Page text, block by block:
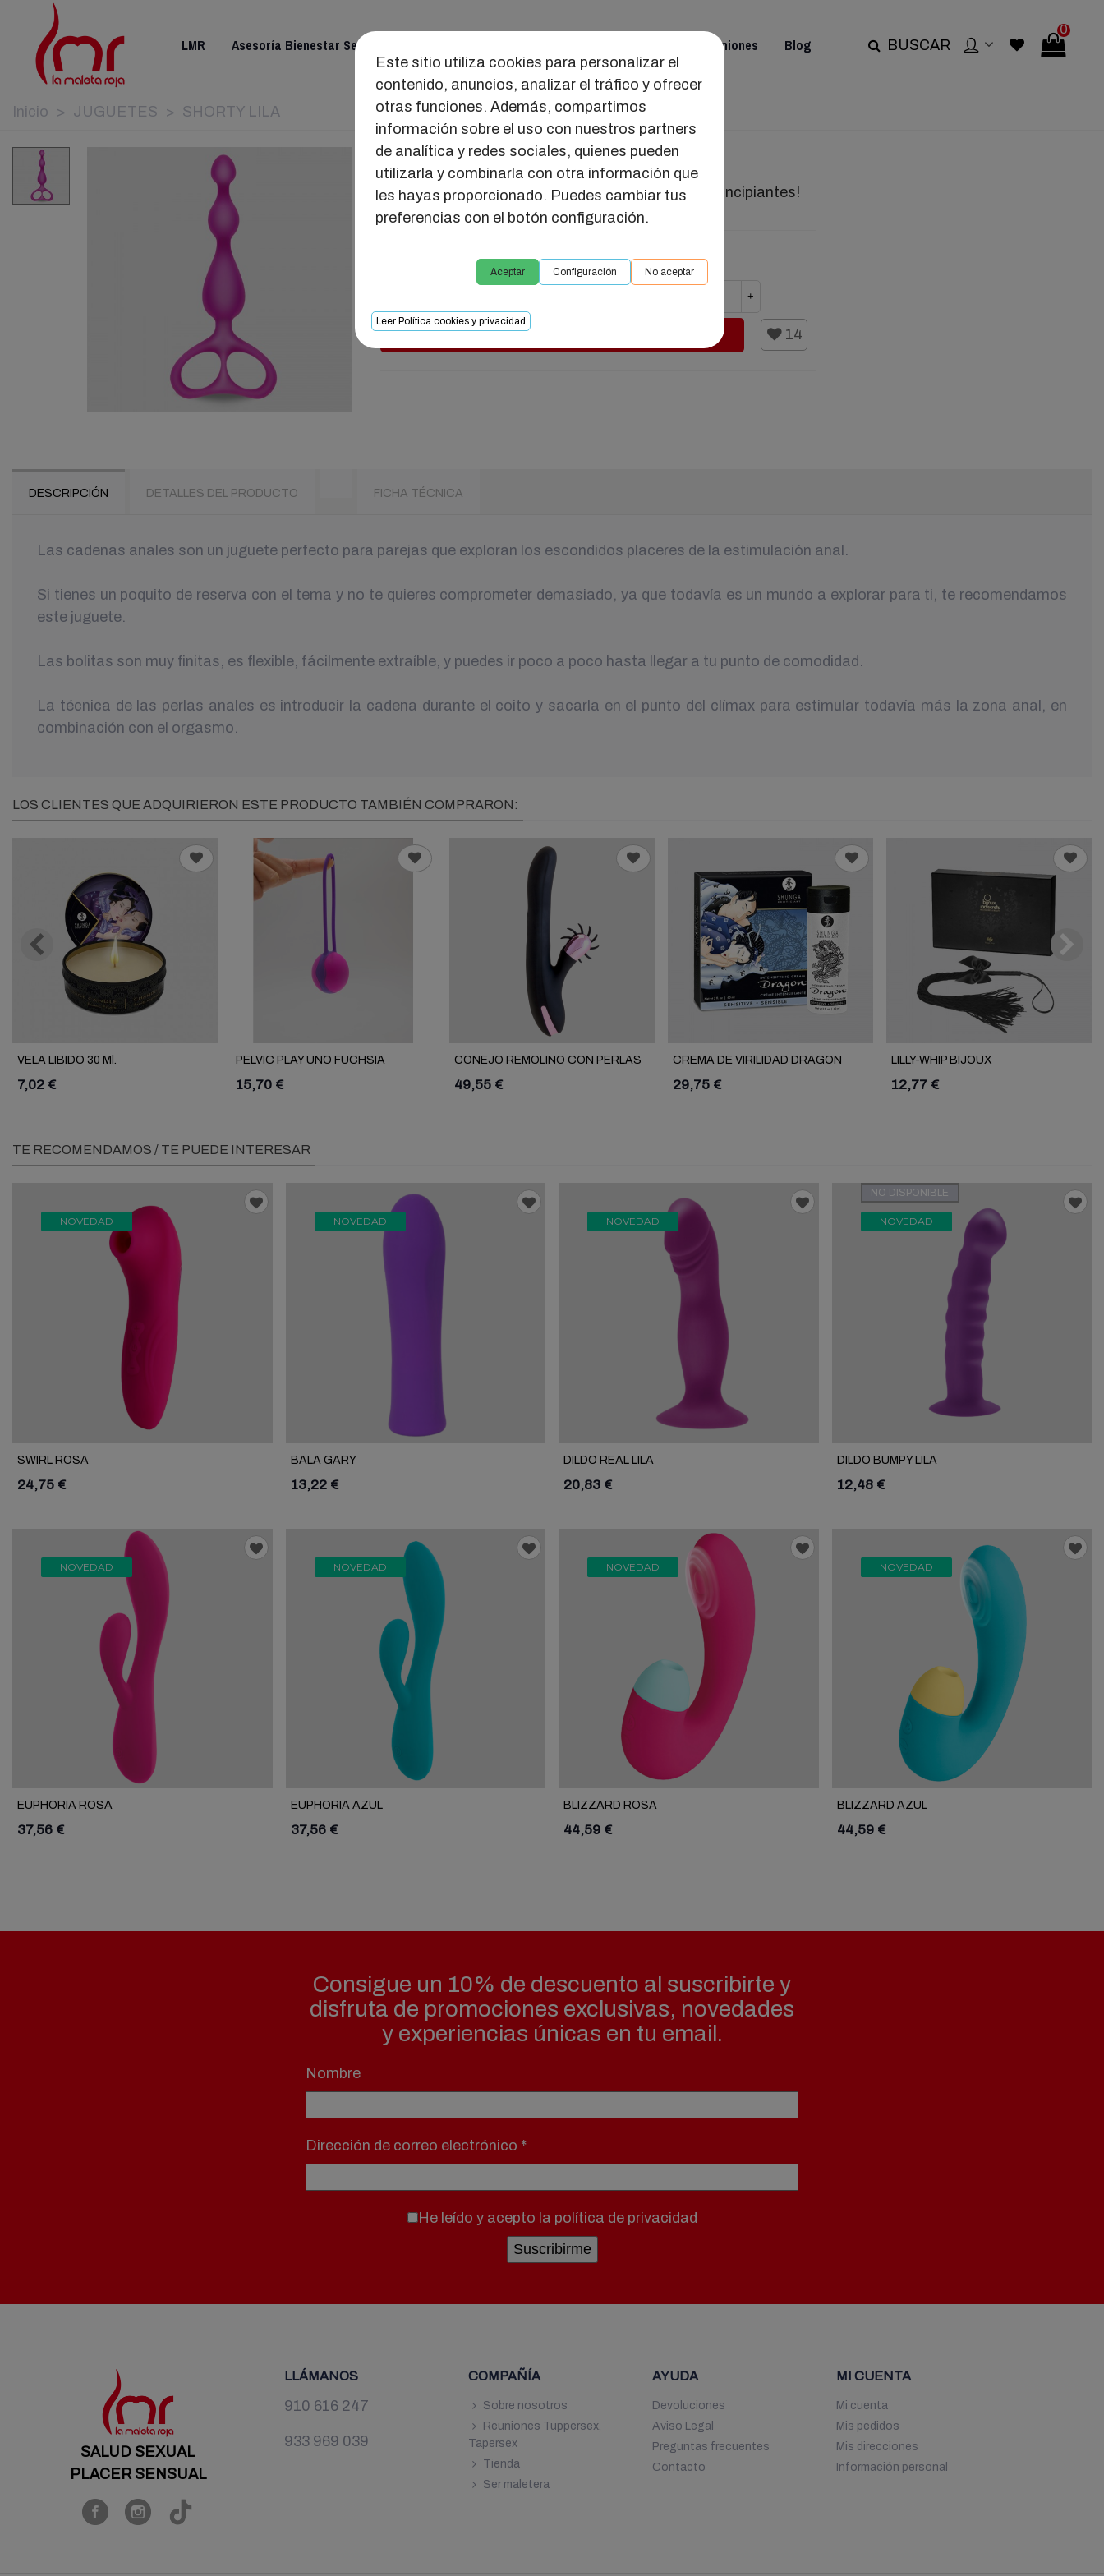
Este sitio utiliza cookies para personalizar el
contenido, anuncios, analizar el tráfico y ofrecer
otras funciones. Además, compartimos
información sobre el uso con nuestros partners
de analítica y redes sociales, quienes pueden
utilizarla y combinarla con otra información que
les hayas proporcionado. Puedes cambiar tus
preferencias con el botón configuración.
Aceptar Configuración No aceptar
Leer Política cookies y privacidad
LMR Asesoría Bienestar Sexual Reuniones Blog BUSCAR
0
Inicio > JUGUETES > SHORTY LILA
SHORTY LILA
Pequeña cadena de bolas anales, perfecta para principiantes!
+
14
DESCRIPCIÓN DETALLES DEL PRODUCTO FICHA TÉCNICA
Las cadenas anales son un juguete perfecto para parejas que exploran los escondidos placeres de la estimulación anal.
Si tienes un poquito de reserva con el tema y no te quieres comprometer demasiado, ya que todavía es un mundo a explorar para ti, te recomendamos
este juguete.
Las bolitas son muy finitas, es flexible, fácilmente extraíble, y puedes ir poco a poco hasta llegar a tu punto de comodidad.
La técnica de las perlas anales es introducir la cadena durante el coito y sacarla en el punto del clímax para estimular todavía más la zona anal, en
combinación con el orgasmo.
LOS CLIENTES QUE ADQUIRIERON ESTE PRODUCTO TAMBIÉN COMPRARON:
VELA LIBIDO 30 Ml.
7,02 €
PELVIC PLAY UNO FUCHSIA
15,70 €
CONEJO REMOLINO CON PERLAS
49,55 €
CREMA DE VIRILIDAD DRAGON
SENSITIVE
29,75 €
LILLY-WHIP BIJOUX
12,77 €
TE RECOMENDAMOS / TE PUEDE INTERESAR
NOVEDAD
SWIRL ROSA
24,75 €
NOVEDAD
BALA GARY
13,22 €
NOVEDAD
DILDO REAL LILA
20,83 €
NOVEDAD
NO DISPONIBLE
DILDO BUMPY LILA
12,48 €
NOVEDAD
EUPHORIA ROSA
37,56 €
NOVEDAD
EUPHORIA AZUL
37,56 €
NOVEDAD
BLIZZARD ROSA
44,59 €
NOVEDAD
BLIZZARD AZUL
44,59 €
Consigue un 10% de descuento al suscribirte y
disfruta de promociones exclusivas, novedades
y experiencias únicas en tu email.
Nombre
Dirección de correo electrónico *
He leído y acepto la política de privacidad
SALUD SEXUAL
PLACER SENSUAL
LLÁMANOS
910 616 247
933 969 039
COMPAÑÍA
Sobre nosotros
Reuniones Tuppersex,
Tapersex
Tienda
Ser maletera
AYUDA
Devoluciones
Aviso Legal
Preguntas frecuentes
Contacto
MI CUENTA
Mi cuenta
Mis pedidos
Mis direcciones
Información personal